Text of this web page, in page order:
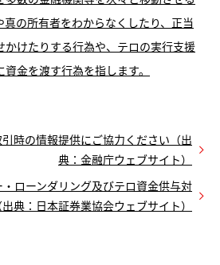
の所有者をわからなくしたり、正当
かけたりする行為や、テロの実行支援
金を渡す行為を指します。
時の情報提供にご協力ください（出
典：金融庁ウェブサイト）
ローンダリング及びテロ資金供与対
典：日本証券業協会ウェブサイト）